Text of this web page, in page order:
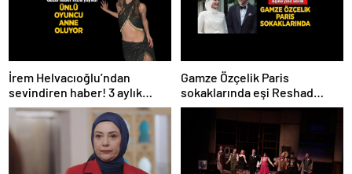
İrem Helvacıoğlu’ndan
sevindiren haber! 3 aylık
hamile
Gamze Özçelik Paris
sokaklarında eşi Reshad
Strik’e poz verdi